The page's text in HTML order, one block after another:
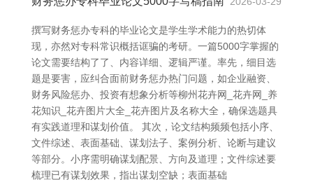
撰写财务惩办专科的毕业论文是学生学术能力的热切体
现，亦然对专科常识概括诓骗的考研。一篇5000字掌握的
论文需要结构了了、内容详细、逻辑严谨。率先，细目选
题是要害，应纠合面前财务惩办热门问题，如企业融资、
财务风险惩办、投资有想象分析等柳州花卉网_花卉网_养
花知识_花卉图片大全_花卉图片及名称大全，确保选题具
有实践道理和谋划价值。 其次，论文结构频频包括小序、
文件综述、表面基础、谋划法子、案例分析、论断与建议
等部分。小序需明确谋划配景、方向及道理；文件综述要
梳理已有谋划效果，指出谋划空缺；表面基础